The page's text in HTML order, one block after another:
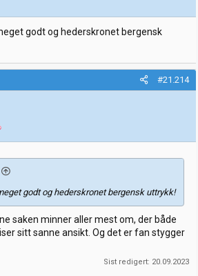
godt og hederskronet bergensk
#21.214
godt og hederskronet bergensk uttrykk!
saken minner aller mest om, der både
sitt sanne ansikt. Og det er fan stygger
Sist redigert: 20.09.2023